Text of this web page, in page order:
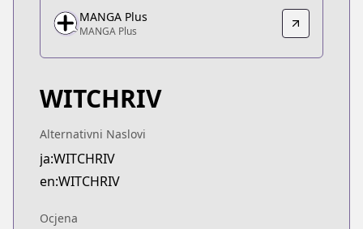
https://shonenjumpplus.com/episode/
MANGA Plus
MANGA Plus
MANGA Plus
WITCHRIV
Alternativni Naslovi
ja:WITCHRIV
en:WITCHRIV
Ocjena